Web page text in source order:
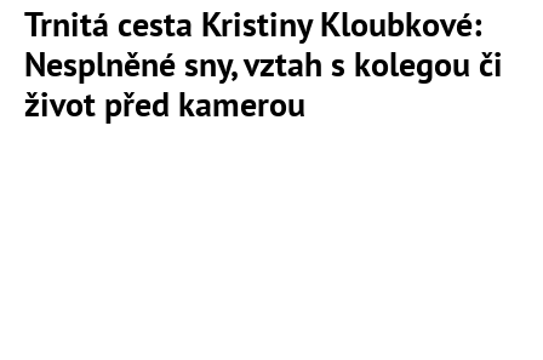
Trnitá cesta Kristiny Kloubkové:
Nesplněné sny, vztah s kolegou či
život před kamerou